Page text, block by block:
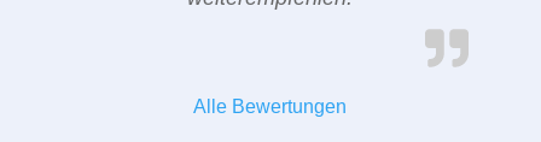
Alle Bewertungen